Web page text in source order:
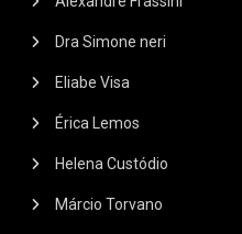
Dra Simone neri
Eliabe Visa
Érica Lemos
Helena Custódio
Márcio Torvano